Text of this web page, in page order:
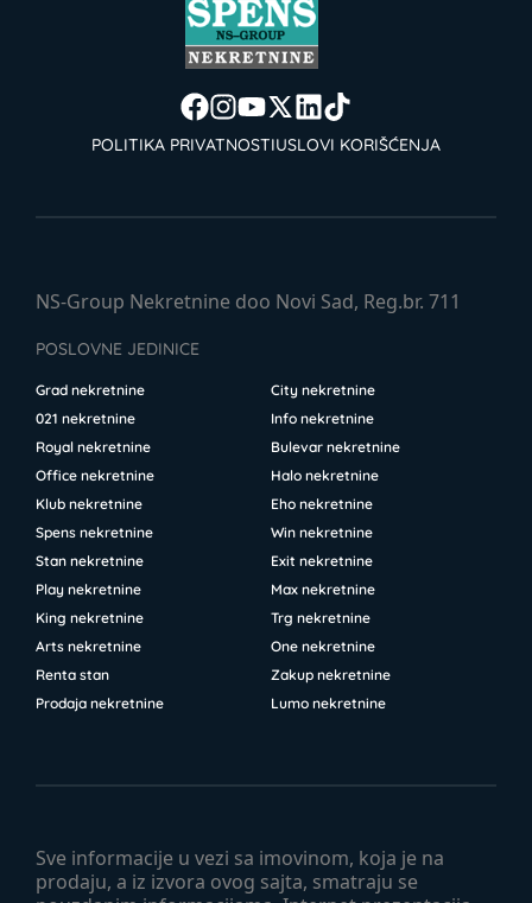
POLITIKA PRIVATNOSTIUSLOVI KORIŠĆENJA
Sve informacije u vezi sa imovinom, koja je na
prodaju, a iz izvora ovog sajta, smatraju se
NS-Group Nekretnine doo Novi Sad, Reg.br. 711
POSLOVNE JEDINICE
Grad nekretnine
City nekretnine
021 nekretnine
Info nekretnine
Royal nekretnine
Bulevar nekretnine
Office nekretnine
Halo nekretnine
Klub nekretnine
Eho nekretnine
Spens nekretnine
Win nekretnine
Stan nekretnine
Exit nekretnine
Play nekretnine
Max nekretnine
King nekretnine
Trg nekretnine
Arts nekretnine
One nekretnine
Renta stan
Zakup nekretnine
Prodaja nekretnine
Lumo nekretnine